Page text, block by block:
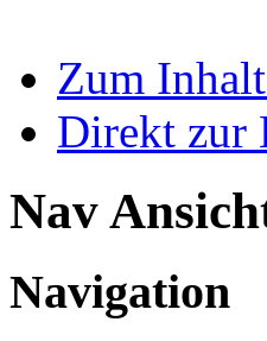
Zum
Direkt zur
Nav
Navigation